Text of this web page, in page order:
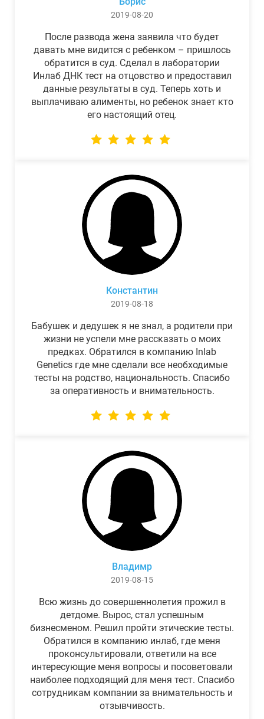
2019-08-20
После развода жена заявила что будет
давать мне видится с ребенком – пришлось
обратится в суд. Сделал в лаборатории
Инлаб ДНК тест на отцовство и предоставил
данные результаты в суд. Теперь хоть и
выплачиваю алименты, но ребенок знает кто
его настоящий отец.
Константин
2019-08-18
Бабушек и дедушек я не знал, а родители при
жизни не успели мне рассказать о моих
предках. Обратился в компанию Inlab
Genetics где мне сделали все необходимые
тесты на родство, национальность. Спасибо
за оперативность и внимательность.
Владимр
2019-08-15
Всю жизнь до совершеннолетия прожил в
детдоме. Вырос, стал успешным
бизнесменом. Решил пройти этические тесты.
Обратился в компанию инлаб, где меня
проконсультировали, ответили на все
интересующие меня вопросы и посоветовали
наиболее подходящий для меня тест. Спасибо
сотрудникам компании за внимательность и
отзывчивость.